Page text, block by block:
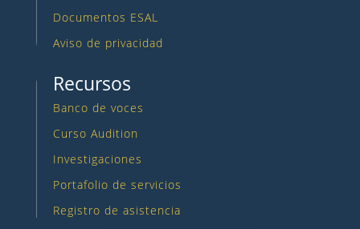
Documentos ESAL
Aviso de privacidad
Recursos
Banco de voces
Curso Audition
Investigaciones
Portafolio de servicios
Registro de asistencia